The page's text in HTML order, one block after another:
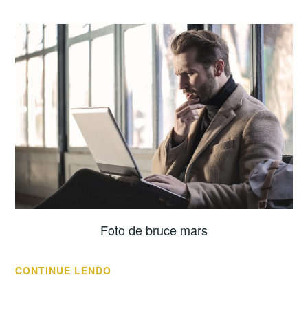
Foto de bruce mars
CONTINUE LENDO